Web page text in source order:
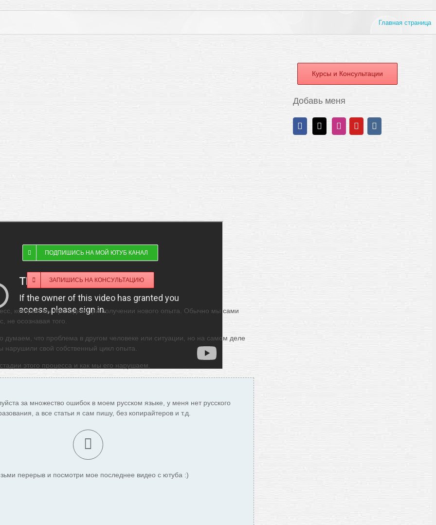
Главная страница
ПОДПИШИСЬ НА МОЙ ЮТУБ КАНАЛ
ЗАПИШИСЬ НА КОНСУЛЬТАЦИЮ
который мы проходим при получении нового опыта. Обычно мы сами
не осознавая того.
думаем, что проблема в другом человеке или ситуации, но на самом деле
нарушили свой собственный цикл опыта.
этого процесса и как мы его нарушаем.
за множество ошибок в моем русском языке, у меня нет русского
а все статьи я сам пишу, без копирайтеров и т.д.
перерыв и посмотри мое последнее видео с ютуба :)
Курсы и Консультации
Добавь меня